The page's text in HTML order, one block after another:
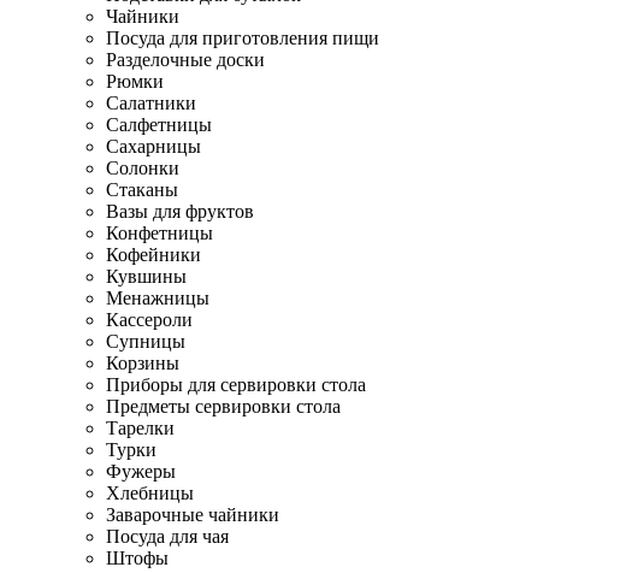
Чайники
Посуда для приготовления пищи
Разделочные доски
Рюмки
Салатники
Салфетницы
Сахарницы
Солонки
Стаканы
Вазы для фруктов
Конфетницы
Кофейники
Кувшины
Менажницы
Кассероли
Супницы
Корзины
Приборы для сервировки стола
Предметы сервировки стола
Тарелки
Турки
Фужеры
Хлебницы
Заварочные чайники
Посуда для чая
Штофы